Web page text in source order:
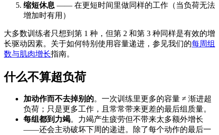
缩短休息 —— 在更短时间里做同样的工作（当负荷无法
增加时有用）
大多数训练者只想到第 1 种，但第 2 和第 3 种同样是有效的增
长驱动因素。关于如何特别使用容量递进，参见我们的每周组
数与肌肉增长指南。
什么不算超负荷
加动作而不去掉别的。一次训练里更多的容量 ≠ 渐进超
负荷；只是更多工作，且常常带来更差的最后组质量。
每组都到力竭。力竭产生疲劳但不带来太多额外增长
——还会主动破坏下周的递进。除了每个动作的最后一